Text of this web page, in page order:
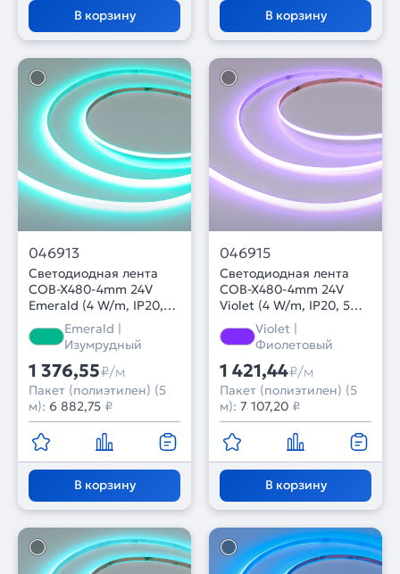
В корзину В корзину
046913
Светодиодная лента
COB-X480-4mm 24V
Emerald (4 W/m, IP20,
5m) (Arlight, -)
Emerald |
Изумрудный
1 376,55₽/м
Пакет (полиэтилен) (5
м): 6 882,75 ₽
В корзину
046915
Светодиодная лента
COB-X480-4mm 24V
Violet (4 W/m, IP20, 5m)
(Arlight, -)Violet |
Фиолетовый
1 421,44₽/м
Пакет (полиэтилен) (5
м): 7 107,20 ₽
В корзину